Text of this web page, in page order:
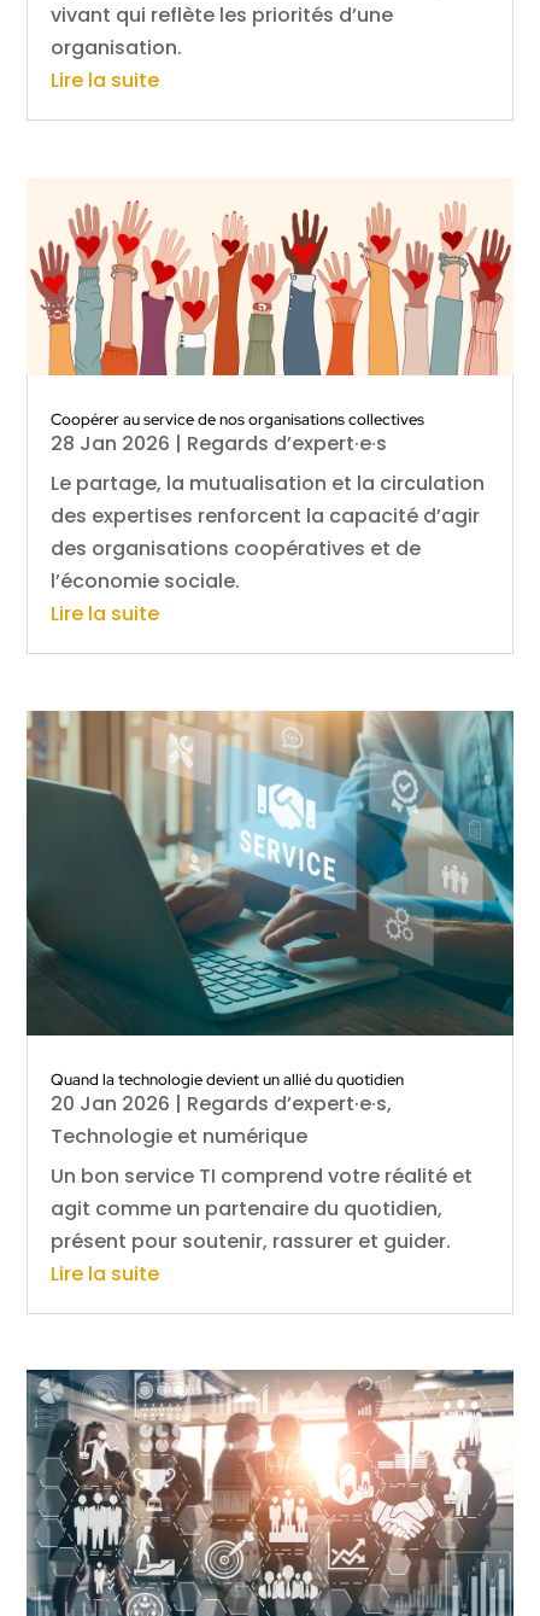
vivant qui reflète les priorités d’une
organisation.
Lire la suite
Coopérer au service de nos organisations collectives
28 Jan 2026 | Regards d’expert·e·s
Le partage, la mutualisation et la circulation
des expertises renforcent la capacité d’agir
des organisations coopératives et de
l’économie sociale.
Lire la suite
Quand la technologie devient un allié du quotidien
20 Jan 2026 | Regards d’expert·e·s,
Technologie et numérique
Un bon service TI comprend votre réalité et
agit comme un partenaire du quotidien,
présent pour soutenir, rassurer et guider.
Lire la suite